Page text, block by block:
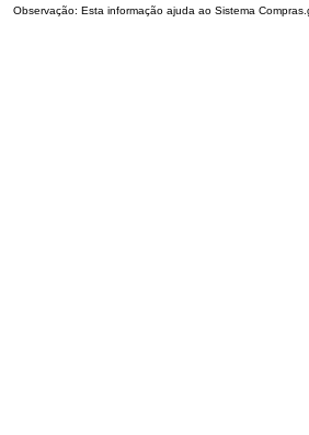
Observação: Esta informação ajuda ao Sistema